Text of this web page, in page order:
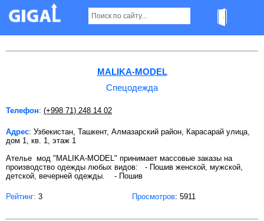
Спецодежда в Ташкенте Страница 5
MALIKA-MODEL
Спецодежда
Телефон: (+998 71) 248 14 02
Адрес: Узбекистан, Ташкент, Алмазарский район, Карасарай улица,
дом 1, кв. 1, этаж 1
Ателье мод "MALIKA-MODEL" принимает массовые заказы на
производство одежды любых видов: - Пошив женской, мужской,
детской, вечерней одежды. - Пошив
Рейтинг: 3 Просмотров: 5911